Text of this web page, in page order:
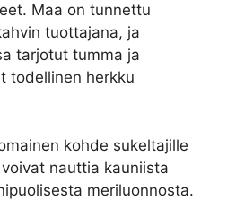
Maa on tunnettu
tuottajana, ja
tarjotut tumma ja
todellinen herkku
kohde sukeltajille
nauttia kauniista
meriluonnosta.